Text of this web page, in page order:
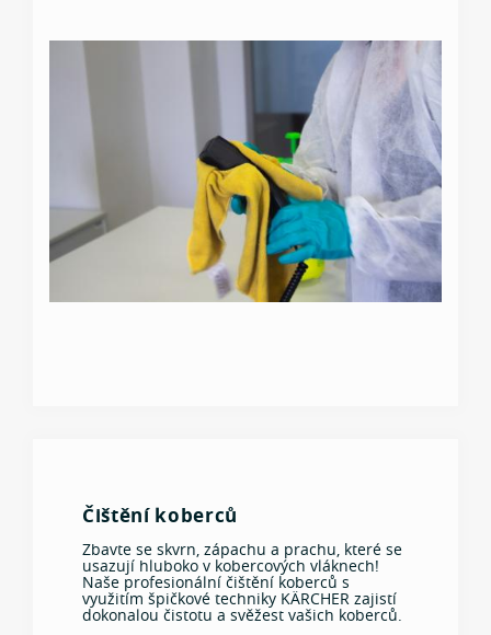
Čištění koberců
Zbavte se skvrn, zápachu a prachu, které se
usazují hluboko v kobercových vláknech!
Naše profesionální čištění koberců s
využitím špičkové techniky KÄRCHER zajistí
dokonalou čistotu a svěžest vašich koberců.